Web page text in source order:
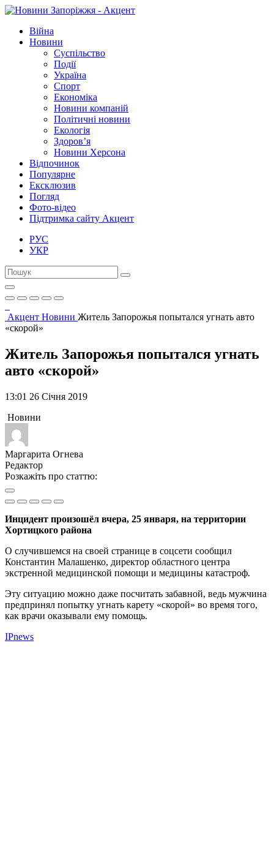
Війна
Новини
Суспільство
Події
Україна
Спорт
Економіка
Новини компаній
Політичні новини
Екологія
Здоров’я
Новини Херсона
Відпочинок
Популярне
Ексклюзив
Погляд
Фото-відео
Підтримка сайту Акцент
РУС
УКР
Акцент Новини Житель Запорожья попытался угнать авто
«скорой»
Житель Запорожья попытался угнать
авто «скорой»
13:01 26 Січня 2019
Новини
Маргарита Огнева
Редактор
Розкажіть про статтю:
Инцидент произошёл вчера, 25 января, на территории
Хортицкого района
О случившемся на своей странице в соцсети сообщил
Константин Малашенко, директор областного центра
экстренной медицинской помощи и медицины катастроф.
Эту ситуацию можно даже посчитать забавной, ведь мужчина
предпринял попытку угнать карету «скорой» во время того,
как врачи оказывали ему помощь.
IPnews